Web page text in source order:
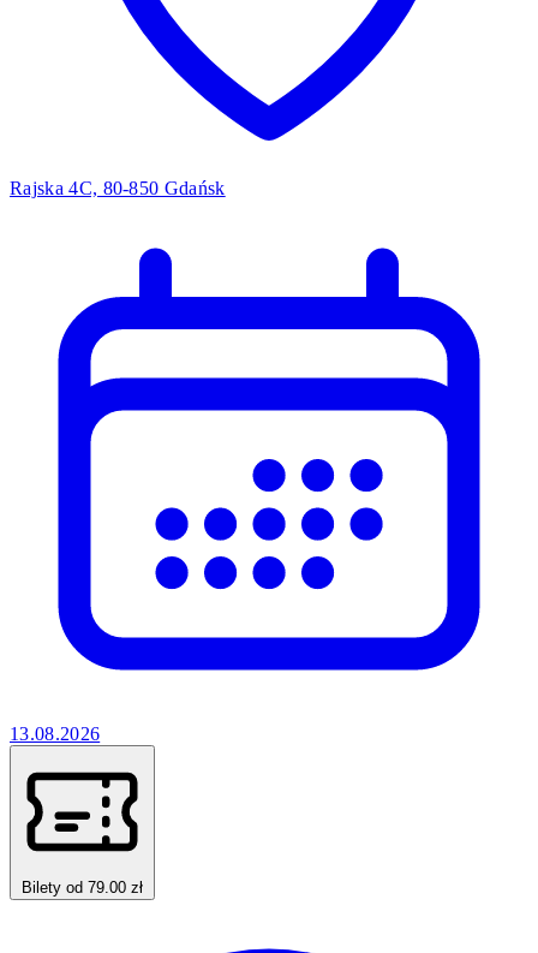
Rajska 4C, 80-850 Gdańsk
13.08.2026
Bilety od 79.00 zł